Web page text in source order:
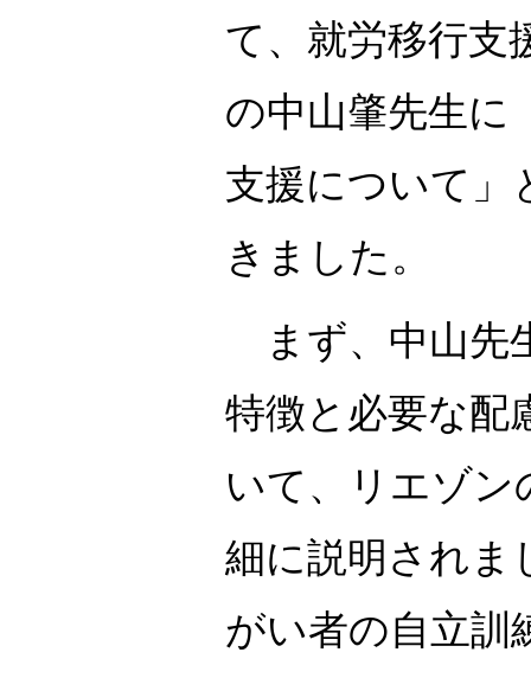
て、就労移行支
の中山肇先生に
支援について」
きました。
まず、中山先
特徴と必要な配
いて、リエゾン
細に説明されま
がい者の自立訓